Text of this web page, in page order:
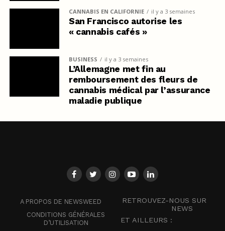
CANNABIS EN CALIFORNIE il y a 3 semaines
San Francisco autorise les
« cannabis cafés »
BUSINESS il y a 3 semaines
L’Allemagne met fin au
remboursement des fleurs de
cannabis médical par l’assurance
maladie publique
A PROPOS DE NEWSWEED
CONDITIONS GÉNÉRALES
D’UTILISATION
RETROUVEZ-NOUS SUR
NEWS
ET AILLEURS :